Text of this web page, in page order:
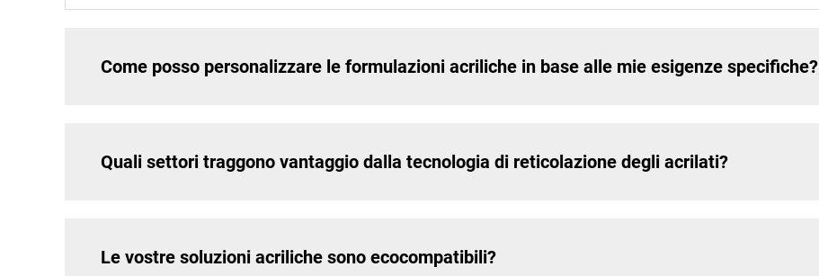
Come posso personalizzare le formulazioni acriliche in base alle mie esigenze specifiche?
Quali settori traggono vantaggio dalla tecnologia di reticolazione degli acrilati?
Le vostre soluzioni acriliche sono ecocompatibili?